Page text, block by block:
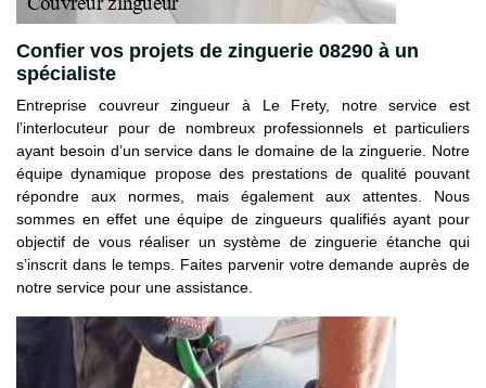
Confier vos projets de zinguerie 08290 à un
spécialiste
Entreprise couvreur zingueur à Le Frety, notre service est
l’interlocuteur pour de nombreux professionnels et particuliers
ayant besoin d’un service dans le domaine de la zinguerie. Notre
équipe dynamique propose des prestations de qualité pouvant
répondre aux normes, mais également aux attentes. Nous
sommes en effet une équipe de zingueurs qualifiés ayant pour
objectif de vous réaliser un système de zinguerie étanche qui
s’inscrit dans le temps. Faites parvenir votre demande auprès de
notre service pour une assistance.